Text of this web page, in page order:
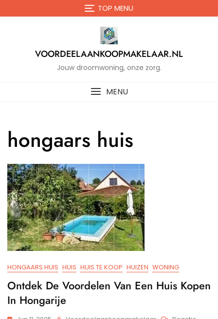
de
TOP MENU
VOORDEELAANKOOPMAKELAAR.NL
Jouw droomwoning, onze zorg.
MENU
hongaars huis
HONGAARS HUIS HUIS HUIS TE KOOP HUIZEN WONING
Ontdek De Voordelen Van Een Huis Kopen
In Hongarije